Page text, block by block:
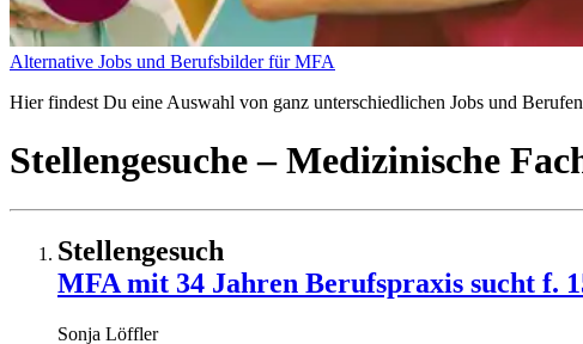
Alternative Jobs und Berufsbilder für MFA
Hier findest Du eine Auswahl von ganz unterschiedlichen Jobs und
Stellengesuche– Medizinische
Stellengesuch
MFA mit 34 Jahren Berufspraxis sucht f.
Sonja Löffler